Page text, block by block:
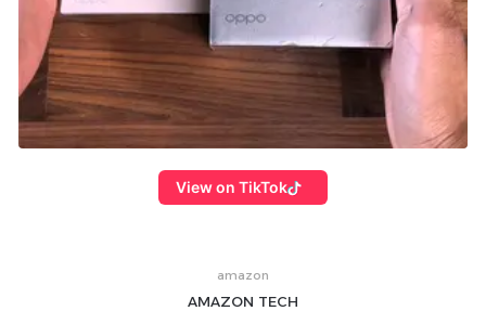
View on TikTok
amazon
AMAZON TECH